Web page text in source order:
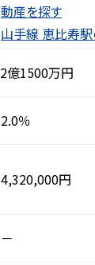
動産を探す
山手線 恵比寿
2億1500万円
2.0％
4,320,000円
－